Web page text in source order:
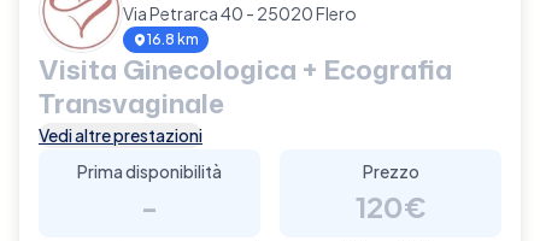
Via Petrarca 40 - 25020 Flero
16.8 km
Visita Ginecologica + Ecografia
Transvaginale
Vedi altre prestazioni
Prima disponibilità
-
Prezzo
120€